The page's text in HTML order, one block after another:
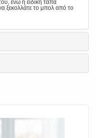
ενώ η ειδική τάπα
ξεκολλάτε το μπολ από το